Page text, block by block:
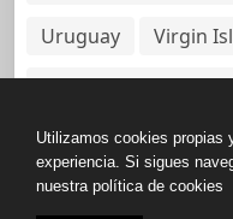
Uruguay
Virgin
Virgin Islands, British
Utilizamos cookies propias
experiencia. Si sigues
nuestra política de cookies